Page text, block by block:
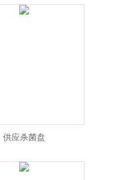
供应杀菌盘